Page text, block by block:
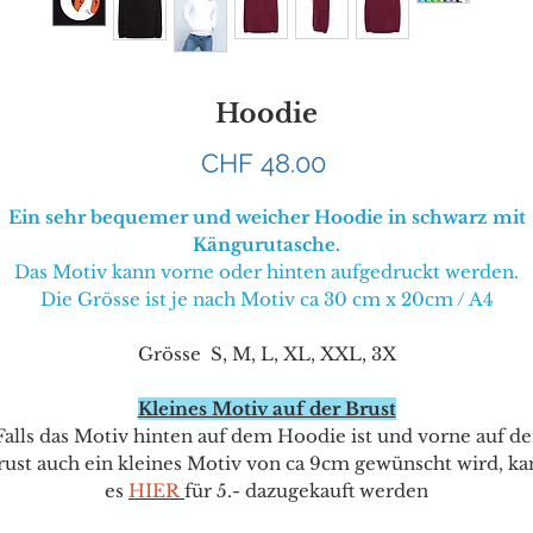
Hoodie
CHF 48.00Preis
Ein sehr bequemer und weicher Hoodie in schwarz mit
Kängurutasche.
Das Motiv kann vorne oder hinten aufgedruckt werden.
Die Grösse ist je nach Motiv ca 30 cm x 20cm / A4
Grösse S, M, L, XL, XXL, 3X
Kleines Motiv auf der Brust
das Motiv hinten auf dem Hoodie ist und vorne auf
auch ein kleines Motiv von ca 9cm gewünscht wird,
es HIERfür 5.- dazugekauft werden